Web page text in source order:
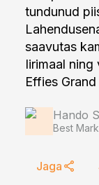
tundunud
saavutas
Iirimaal
Effies Grand
Hando
Best
Jaga